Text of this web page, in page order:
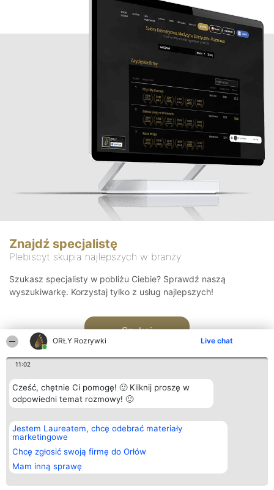
ORŁY Rozrywki Live chat
11:02
Cześć, chętnie Ci pomogę! 🙂 Kliknij proszę w
odpowiedni temat rozmowy! 🙂
Jestem Laureatem, chcę odebrać materiały
marketingowe
Chcę zgłosić swoją firmę do Orłów
Mam inną sprawę
Znajdź specjalistę
Plebiscyt skupia najlepszych w branży
Szukasz specjalisty w pobliżu Ciebie? Sprawdź naszą
wyszukiwarkę. Korzystaj tylko z usług najlepszych!
Szukaj
Organizator plebiscytu
Bright Side Solutions sp. z o.
o. sp. k.
ul. Ruska 22
Wrocław 50-079
KRS 0000749100 | Regon
381313360 | NIP 8943132676
Plebiscyt
Laureaci
wszystkich
Laureatów
Regulamin
Kontakt
Kontakt